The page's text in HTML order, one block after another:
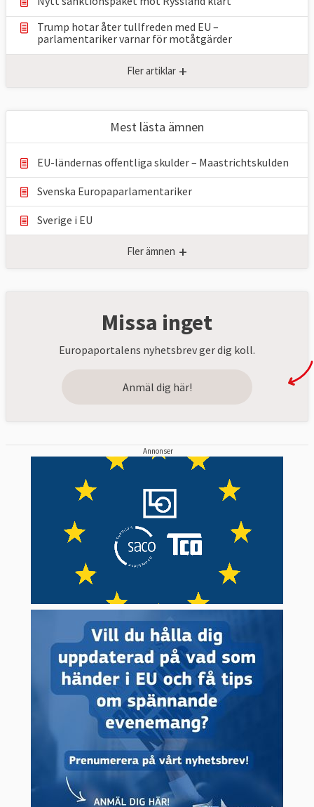
Trump hotar åter tullfreden med EU –
parlamentariker ⁠varnar för motåtgärder
Fler artiklar +
Mest lästa ämnen
EU-ländernas offentliga skulder – Maastrichtskulden
Svenska Europaparlamentariker
Sverige i EU
Fler ämnen +
Missa inget
Europaportalens nyhetsbrev ger dig koll.
Anmäl dig här!
Annonser